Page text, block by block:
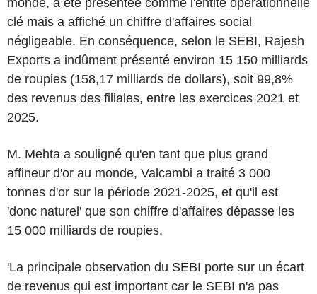
clé mais a affiché un chiffre d'affaires social
négligeable. En conséquence, selon le SEBI, Rajesh
Exports a indûment présenté environ 15 150 milliards
de roupies (158,17 milliards de dollars), soit 99,8%
des revenus des filiales, entre les exercices 2021 et
2025.
M. Mehta a souligné qu'en tant que plus grand
affineur d'or au monde, Valcambi a traité 3 000
tonnes d'or sur la période 2021-2025, et qu'il est
'donc naturel' que son chiffre d'affaires dépasse les
15 000 milliards de roupies.
'La principale observation du SEBI porte sur un écart
de revenus qui est important car le SEBI n'a pas